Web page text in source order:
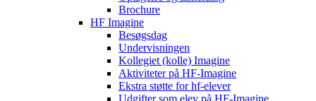
Brochure
HF Imagine
Besøgsdag
Undervisningen
Kollegiet (kolle) Imagine
Aktiviteter på HF-Imagine
Ekstra støtte for hf-elever